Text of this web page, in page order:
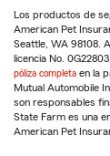
Los productos de
American Pet
Seattle, WA 98108.
licencia No.
póliza completa en la
Mutual Automobile
son responsables
State Farm es una
American Pet